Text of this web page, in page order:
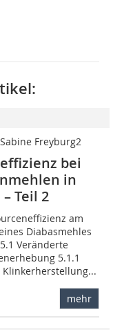
Freyburg2
bei
in
Teil 2
am
Diabasmehles
Veränderte
5.1.1
mehr